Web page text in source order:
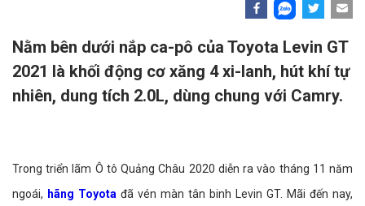
Nằm bên dưới nắp ca-pô của Toyota Levin GT
2021 là khối động cơ xăng 4 xi-lanh, hút khí tự
nhiên, dung tích 2.0L, dùng chung với Camry.
Trong triển lãm Ô tô Quảng Châu 2020 diễn ra vào tháng 11 năm
ngoái, hãng Toyota đã vén màn tân binh Levin GT. Mãi đến nay,